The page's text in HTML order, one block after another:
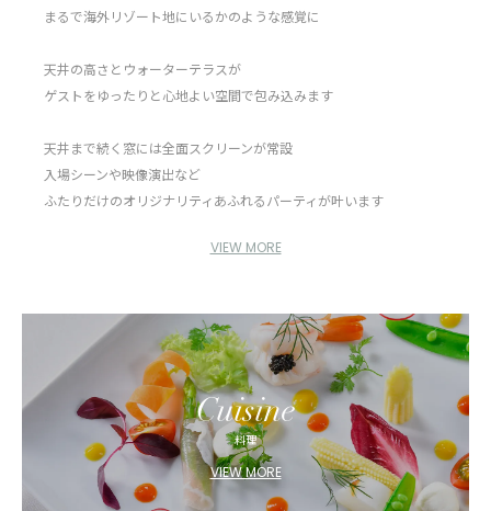
まるで海外リゾート地にいるかのような感覚に
天井の高さとウォーターテラスが
ゲストをゆったりと心地よい空間で包み込みます
天井まで続く窓には全面スクリーンが常設
入場シーンや映像演出など
ふたりだけのオリジナリティあふれるパーティが叶います
VIEW MORE
Cuisine
料理
VIEW MORE